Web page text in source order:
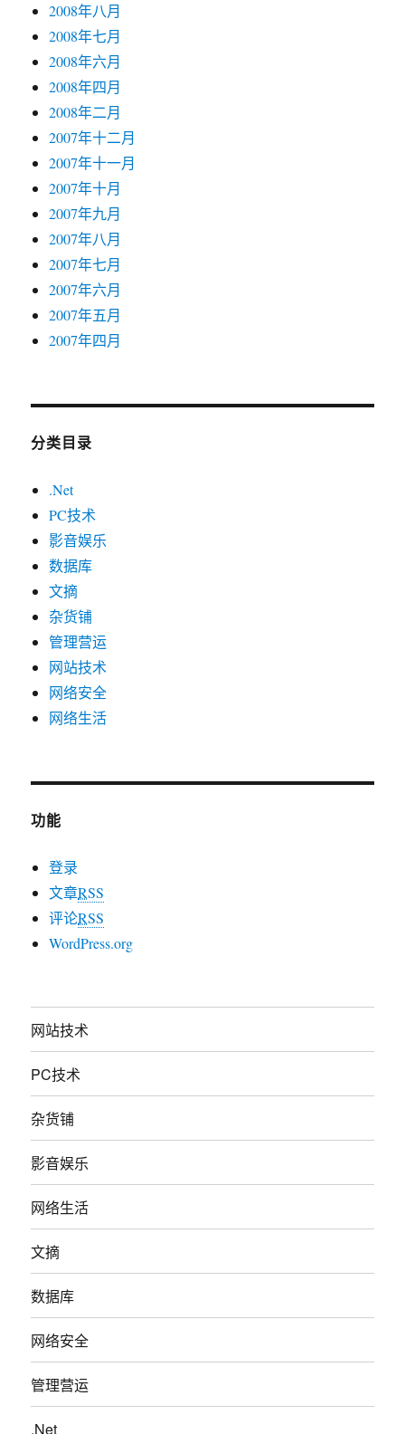
2008年八月
2008年七月
2008年六月
2008年四月
2008年二月
2007年十二月
2007年十一月
2007年十月
2007年九月
2007年八月
2007年七月
2007年六月
2007年五月
2007年四月
分类目录
.Net
PC技术
影音娱乐
数据库
文摘
杂货铺
管理营运
网站技术
网络安全
网络生活
功能
登录
文章RSS
评论RSS
WordPress.org
网站技术
PC技术
杂货铺
影音娱乐
网络生活
文摘
数据库
网络安全
管理营运
.Net